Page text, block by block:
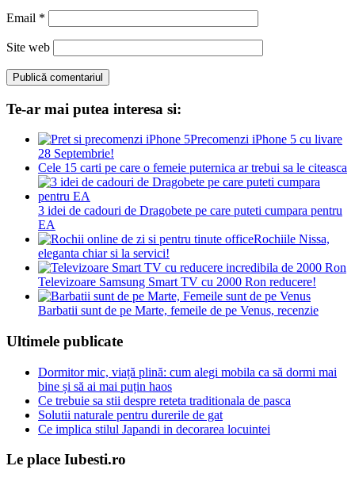
Email *
Site web
Te-ar mai putea interesa si:
Precomenzi iPhone 5 cu livare
28 Septembrie!
Cele 15 carti pe care o femeie puternica ar trebui sa le citeasca
3 idei de cadouri de Dragobete pe care puteti cumpara pentru
EA
Rochiile Nissa,
eleganta chiar si la servici!
Televizoare Samsung Smart TV cu 2000 Ron reducere!
Barbatii sunt de pe Marte, femeile de pe Venus, recenzie
Ultimele publicate
Dormitor mic, viață plină: cum alegi mobila ca să dormi mai
bine și să ai mai puțin haos
Ce trebuie sa stii despre reteta traditionala de pasca
Solutii naturale pentru durerile de gat
Ce implica stilul Japandi in decorarea locuintei
Le place Iubesti.ro